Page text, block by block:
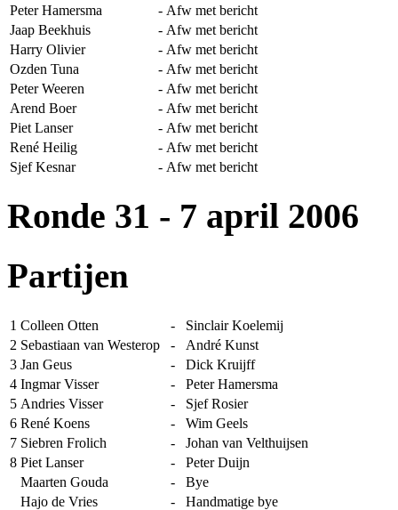
Peter Hamersma
- Afw met bericht
Jaap Beekhuis
- Afw met bericht
Harry Olivier
- Afw met bericht
Ozden Tuna
- Afw met bericht
Peter Weeren
- Afw met bericht
Arend Boer
- Afw met bericht
Piet Lanser
- Afw met bericht
René Heilig
- Afw met bericht
Sjef Kesnar
- Afw met bericht
Ronde 31 - 7 april 2006
Partijen
1 Colleen Otten -
Sinclair Koelemij
2 Sebastiaan van Westerop -
André Kunst
3 Jan Geus -
Dick Kruijff
4 Ingmar Visser -
Peter Hamersma
5 Andries Visser -
Sjef Rosier
6 René Koens -
Wim Geels
7 Siebren Frolich -
Johan van Velthuijsen
8 Piet Lanser -
Peter Duijn
Maarten Gouda
-
Bye
Hajo de Vries
- Handmatige bye